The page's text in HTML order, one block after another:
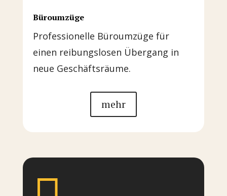
Büroumzüge
Professionelle Büroumzüge für
einen reibungslosen Übergang in
neue Geschäftsräume.
mehr